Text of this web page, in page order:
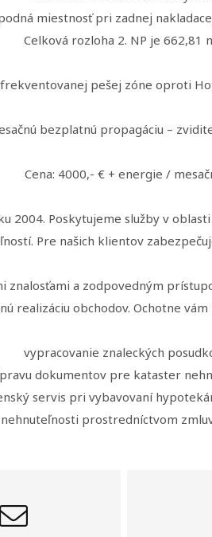
miestnosť pri zadnej
Celková rozloha 2. NP je 662,81
pešej zóne oproti
bezplatnú propagáciu –
Cena: 4000,- € + energie /
2004. Poskytujeme služby v
Pre našich klientov
znalosťami a zodpovedným
realizáciu obchodov. Ochotne
vypracovanie znaleckých
dokumentov pre kataster
servis pri vybavovaní
prostredníctvom